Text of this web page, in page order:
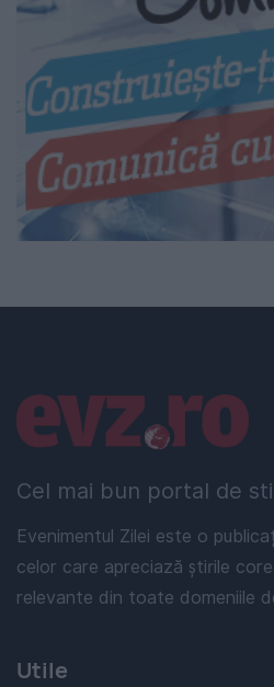
Cel mai bun portal de
Evenimentul Zilei este o
celor care apreciază știrile
relevante din toate domeniile
Linkuri utile
Utile